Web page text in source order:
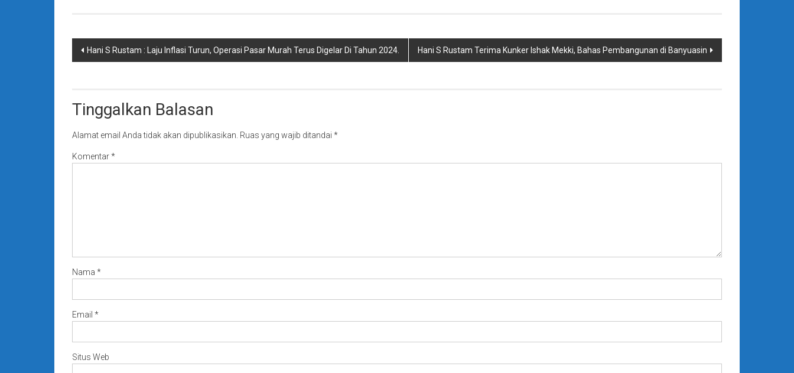
Navigasi
Hani S Rustam : Laju Inflasi Turun, Operasi Pasar Murah Terus Digelar Di Tahun 2024. Hani S Rustam Terima Kunker Ishak Mekki, Bahas Pembangunan di Banyuasin
Tinggalkan Balasan
Alamat email Anda tidak akan dipublikasikan. Ruas yang wajib ditandai *
Komentar*
Nama *
Email *
Situs Web